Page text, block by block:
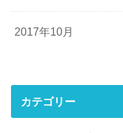
2017年10月
カテゴリー